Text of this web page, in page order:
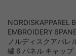
NORDISKAPPAREL
EMBROIDERY
ノルディスクアパレ
繍 6 パネル キャップ